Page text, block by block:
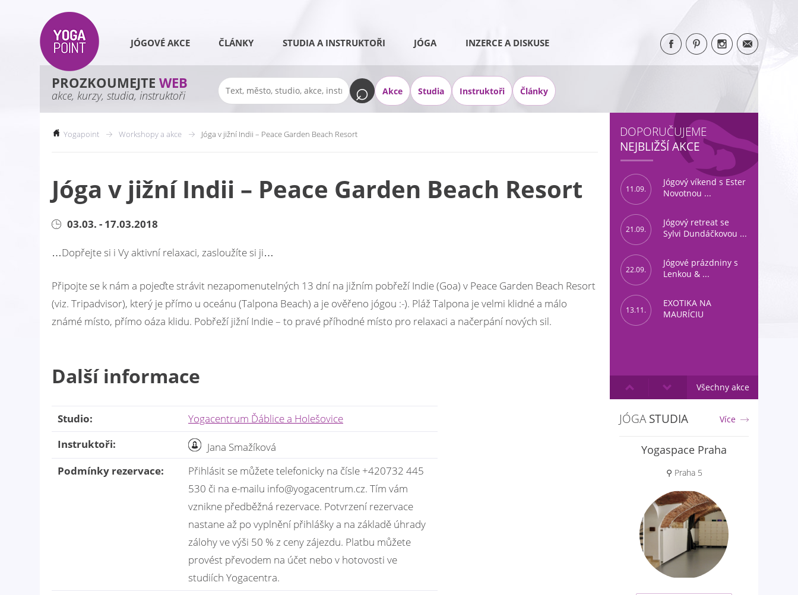
JÓGOVÉ AKCE ČLÁNKY STUDIA A INSTRUKTOŘI JÓGA INZERCE A DISKUSE
PROZKOUMEJTE WEB
akce, kurzy, studia, instruktoři Akce Studia Instruktoři Články
Yogapoint Workshopy a akce Jóga v jižní Indii – Peace Garden Beach Resort
Jóga v jižní Indii – Peace Garden Beach Resort
03.03. - 17.03.2018
…Dopřejte si i Vy aktivní relaxaci, zasloužíte si ji…
Připojte se k nám a pojeďte strávit nezapomenutelných 13 dní na jižním pobřeží Indie (Goa) v Peace Garden Beach Resort
(viz. Tripadvisor), který je přímo u oceánu (Talpona Beach) a je ověřeno jógou :-). Pláž Talpona je velmi klidné a málo
známé místo, přímo oáza klidu. Pobřeží jižní Indie – to pravé příhodné místo pro relaxaci a načerpání nových sil.
Další informace
Studio:
Yogacentrum Ďáblice a Holešovice
Instruktoři:
Jana Smažíková
Podmínky rezervace:
Přihlásit se můžete telefonicky na čísle +420732 445
530 či na e-mailu info@yogacentrum.cz. Tím vám
vznikne předběžná rezervace. Potvrzení rezervace
nastane až po vyplnění přihlášky a na základě úhrady
zálohy ve výši 50 % z ceny zájezdu. Platbu můžete
provést převodem na účet nebo v hotovosti ve
studiích Yogacentra.
DOPORUČUJEME
NEJBLIŽŠÍ AKCE
11.09.
Jógový víkend s Ester
Novotnou ...
21.09.
Jógový retreat se
Sylvi Dundáčkovou ...
22.09.
Jógové prázdniny s
Lenkou & ...
13.11.
EXOTIKA NA
MAURÍCIU
Všechny akce
JÓGASTUDIA Více
Aloha jóga
⚲ Praha 6